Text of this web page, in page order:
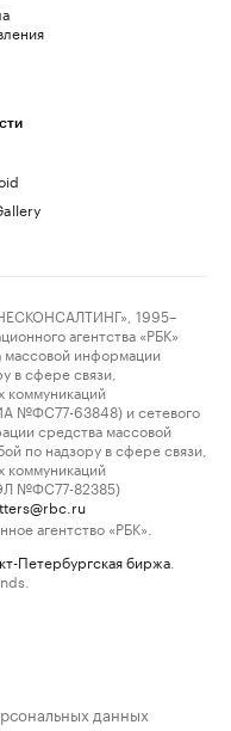
1995–
агентства «РБК»
массовой информации
в сфере связи,
коммуникаций
№ФС77-63848) и сетевого
средства массовой
по надзору в сфере связи,
коммуникаций
№ФС77-82385)
агентство «РБК».
Петербургская биржа
данных